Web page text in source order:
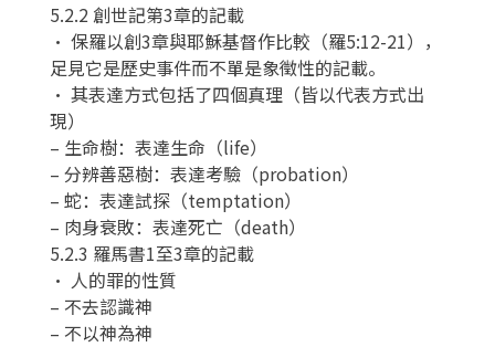
5.2.2 創世記第3章的記載
• 保羅以創3章與耶穌基督作比較（羅5:12-21），
足見它是歷史事件而不單是象徵性的記載。
• 其表達方式包括了四個真理（皆以代表方式出
現）
– 生命樹：表達生命（life）
– 分辨善惡樹：表達考驗（probation）
– 蛇：表達試探（temptation）
– 肉身衰敗：表達死亡（death）
5.2.3 羅馬書1至3章的記載
• 人的罪的性質
– 不去認識神
– 不以神為神